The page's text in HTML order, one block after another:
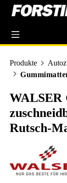
springen
Produkte
WALSER
Rutsch-